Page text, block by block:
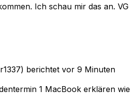
Ich schau mir das an. VG
berichtet vor 9 Minuten
1 MacBook erklären wie